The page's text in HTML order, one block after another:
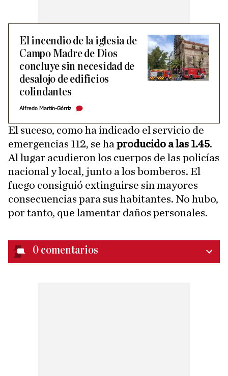
El incendio de la iglesia de
Campo Madre de Dios
concluye sin necesidad de
desalojo de edificios
colindantes
Alfredo Martín-Górriz
El suceso, como ha indicado el servicio de
emergencias 112, se ha producido a las 1.45.
Al lugar acudieron los cuerpos de las policías
nacional y local, junto a los bomberos. El
fuego consiguió extinguirse sin mayores
consecuencias para sus habitantes. No hubo,
por tanto, que lamentar daños personales.
0 comentarios